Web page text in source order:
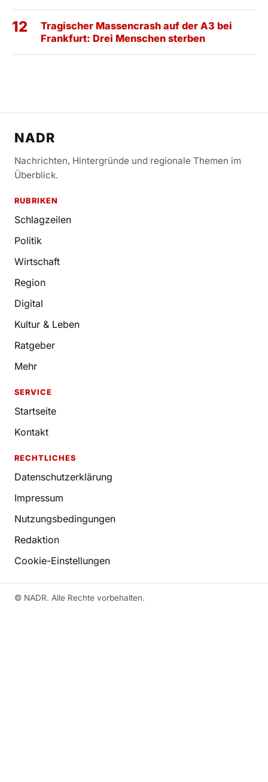
12
Tragischer Massencrash auf der A3 bei
Frankfurt: Drei Menschen sterben
NADR
Nachrichten, Hintergründe und regionale Themen im
Überblick.
RUBRIKEN
Schlagzeilen
Politik
Wirtschaft
Region
Digital
Kultur & Leben
Ratgeber
Mehr
SERVICE
Startseite
Kontakt
RECHTLICHES
Datenschutzerklärung
Impressum
Nutzungsbedingungen
Redaktion
Cookie-Einstellungen
© NADR. Alle Rechte vorbehalten.